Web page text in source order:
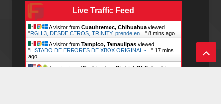
Live Traffic Feed
A visitor from Cuauhtemoc, Chihuahua viewed
"RGH 3, DESDE CEROS, TRINITY, prende en… " 8 mins ago
A visitor from Tampico, Tamaulipas viewed
"LISTADO DE ERRORES DE XBOX ORIGINAL -… " 17 mins
ago
A visitor from Washington, District Of Columbia
Vol